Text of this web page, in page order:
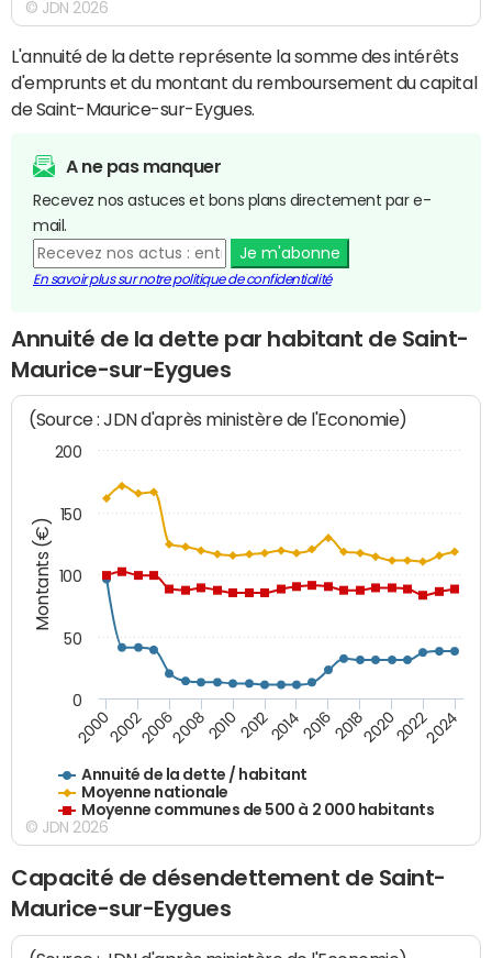
© JDN 2026
L'annuité de la dette représente la somme des intérêts
d'emprunts et du montant du remboursement du capital
de Saint-Maurice-sur-Eygues.
A ne pas manquer
Recevez nos astuces et bons plans directement par e-
mail.
Je m'abonne
En savoir plus sur notre politique de confidentialité
Annuité de la dette par habitant de Saint-
Maurice-sur-Eygues
Montants (€)
(Source : JDN d'après ministère de l'Economie)
Annuité de la dette / habitant
Moyenne nationale
Moyenne communes de 500 à 2 000 habitants
200020022006200820102012201420162018202020222024
0
50
100
150
200
© JDN 2026
Capacité de désendettement de Saint-
Maurice-sur-Eygues